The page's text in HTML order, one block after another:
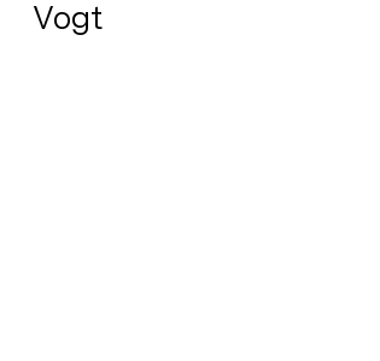
Vogt